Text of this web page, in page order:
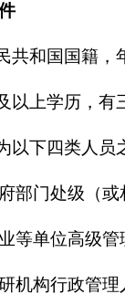
共和国国籍，
以上学历，
以下四类人员
部门处级（或
等单位高级管
机构行政管理